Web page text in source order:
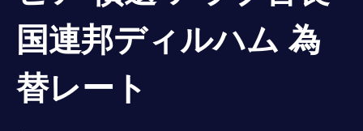
国連邦ディルハム 為
替レート